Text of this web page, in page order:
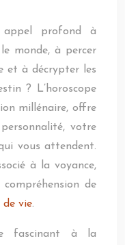
appel profond à
monde, à percer
et à décrypter les
? L’horoscope
millénaire, offre
votre
vous attendent.
à la voyance,
de
de vie.
fascinant à la